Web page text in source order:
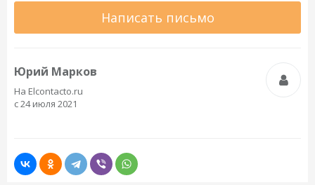
Написать письмо
Юрий Марков
На Elcontacto.ru
с 24 июля 2021